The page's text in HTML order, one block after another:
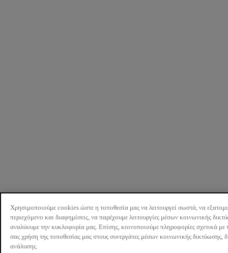
Χρησιμοποιούμε cookies ώστε η τοποθεσία μας να λειτουργεί σωστά, να
περιεχόμενο και διαφημίσεις, να παρέχουμε λειτουργίες μέσων κοινωνικής
αναλύουμε την κυκλοφορία μας. Επίσης, κοινοποιούμε πληροφορίες σχετικά με
σας χρήση της τοποθεσίας μας στους συνεργάτες μέσων κοινωνικής δικτύωσης,
ανάλυσης.